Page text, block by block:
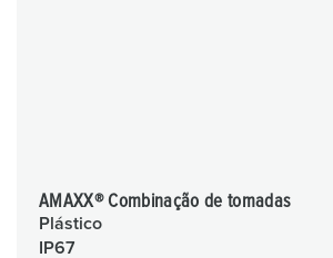
AMAXX® Combinação de tomadas
Plástico
IP67